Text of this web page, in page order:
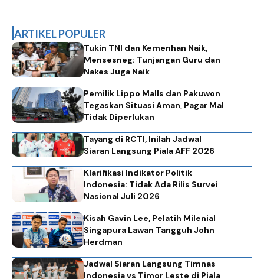
ARTIKEL POPULER
Tukin TNI dan Kemenhan Naik,
Mensesneg: Tunjangan Guru dan
Nakes Juga Naik
Pemilik Lippo Malls dan Pakuwon
Tegaskan Situasi Aman, Pagar Mal
Tidak Diperlukan
Tayang di RCTI, Inilah Jadwal
Siaran Langsung Piala AFF 2026
Klarifikasi Indikator Politik
Indonesia: Tidak Ada Rilis Survei
Nasional Juli 2026
Kisah Gavin Lee, Pelatih Milenial
Singapura Lawan Tangguh John
Herdman
Jadwal Siaran Langsung Timnas
Indonesia vs Timor Leste di Piala